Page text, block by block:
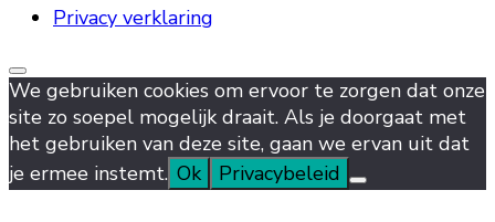
Privacy verklaring
We gebruiken cookies om ervoor te zorgen dat onze
site zo soepel mogelijk draait. Als je doorgaat met
het gebruiken van deze site, gaan we ervan uit dat
je ermee instemt. Ok Privacybeleid